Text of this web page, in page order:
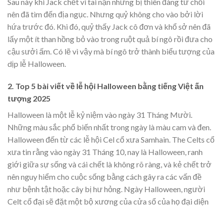
nên đã tìm đến địa ngục. Nhưng quỷ không cho vào bởi lời
hứa trước đó. Khi đó, quỷ thấy Jack cô đơn và khổ sở nên đã
lấy một ít than hồng bỏ vào trong ruột quả bí ngô rồi đưa cho
cậu sưởi ấm. Có lẽ vì vậy mà bí ngô trở thành biểu tượng của
dịp lễ Halloween.
2. Top 5 bài viết về lễ hội Halloween bằng tiếng Việt ấn
tượng 2025
Halloween là một lễ kỷ niệm vào ngày 31 Tháng Mười.
Những màu sắc phổ biến nhất trong ngày là màu cam và đen.
Halloween đến từ các lễ hội Cel cổ xưa Samhain. The Celts cổ
xưa tin rằng vào ngày 31 Tháng 10, nay là Halloween, ranh
giới giữa sự sống và cái chết là không rõ ràng, và kẻ chết trở
nên nguy hiểm cho cuộc sống bằng cách gây ra các vấn đề
như bệnh tật hoặc cây bị hư hỏng. Ngày Halloween, người
Celt cổ đại sẽ đặt một bộ xương của cửa sổ của họ đại diện